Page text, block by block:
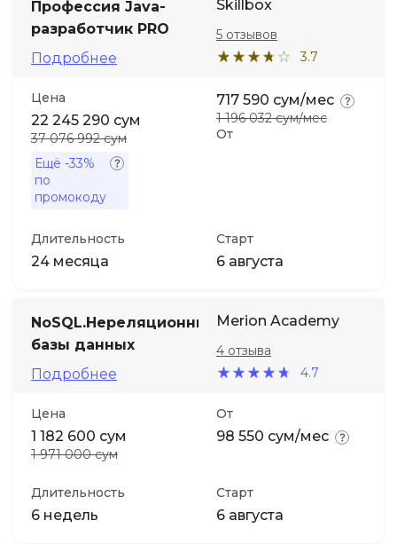
Профессия Java-
разработчик PRO
Подробнее
Skillbox
3.7
5 отзывов
Цена
22 245 290 сум
37 076 992 сум
Ещё -33%
по
промокоду
От
717 590 сум/мес
1 196 032 сум/мес
Длительность
24 месяца
Старт
6 августа
NoSQL.Нереляционные
базы данных
Подробнее
Merion Academy
4.7
4 отзыва
Цена
1 182 600 сум
1 971 000 сум
От
98 550 сум/мес
Длительность
6 недель
Старт
6 августа